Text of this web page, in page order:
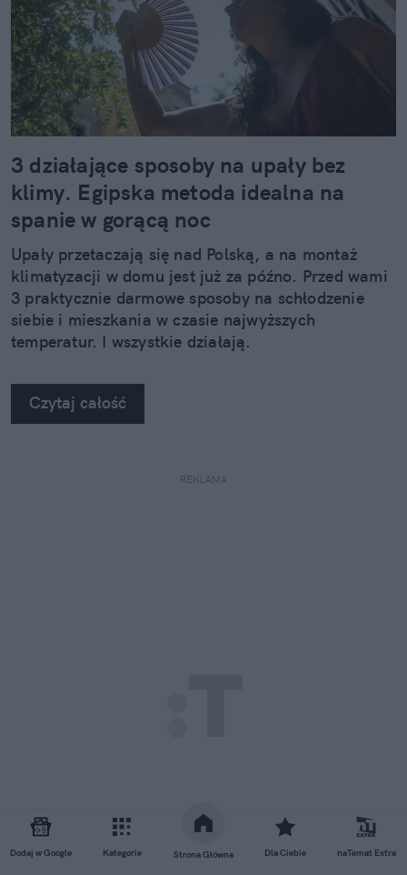
Dodaj w Google Kategorie Strona Główna Dla Ciebie naTemat Extra
3 działające sposoby na upały bez
klimy. Egipska metoda idealna na
spanie w gorącą noc
Upały przetaczają się nad Polską, a na montaż
klimatyzacji w domu jest już za późno. Przed wami
3 praktycznie darmowe sposoby na schłodzenie
siebie i mieszkania w czasie najwyższych
temperatur. I wszystkie działają.
Czytaj całość
REKLAMA